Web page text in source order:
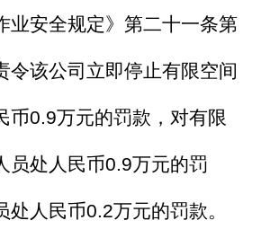
业安全规定》第二十一条第
令该公司立即停止有限空间
币0.9万元的罚款，对有限
员处人民币0.9万元的罚
处人民币0.2万元的罚款。